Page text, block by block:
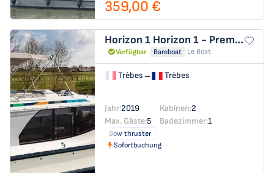
359,00 €
Horizon 1 Horizon 1 - Premier 50
Verfügbar Bareboat Le Boat
Trèbes→ Trèbes
Jahr:2019 Kabinen:2
Max. Gäste:5 Badezimmer:1
Bow thruster
Sofortbuchung